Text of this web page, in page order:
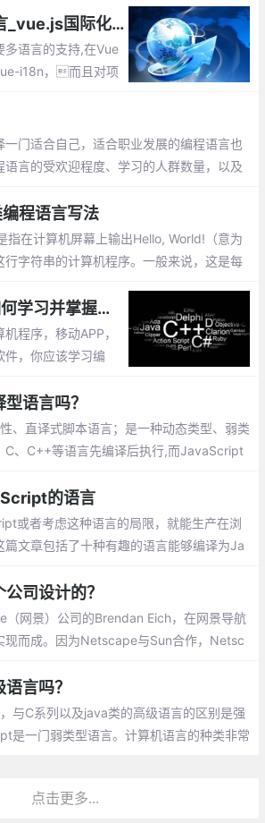
，PHP 世界上最好的语言
vue.js实现多语言_vue.js国际化 vue-i18n插件的使用
多语言的支持,在Vue
i18n，而且对项
成 & 替换项目中原
一门适合自己，适合职业发展的编程语言也
语言的受欢迎程度、学习的人群数量，以及
程语言写法
指在计算机屏幕上输出Hello, World!（意为
行字符串的计算机程序。一般来说，这是每
学习编程开发_如何学习并掌握一门计算机编程语言
程序，移动APP，
件，你应该学习编
编程语言,其核心编
语言吗？
、直译式脚本语言；是一种动态类型、弱类
C、C++等语言先编译后执行,而JavaScript
的语言
或者考虑这种语言的局限，就能生产在浏
篇文章包括了十种有趣的语言能够编译为Ja
司设计的？
网景）公司的Brendan Eich，在网景导航
现而成。因为Netscape与Sun合作，Netsc
及Scheme较为接近
言吗？
与C系列以及java类的高级语言的区别是强
是一门弱类型语言。计算机语言的种类非常
点击更多...